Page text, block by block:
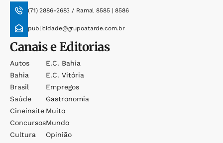
(71) 2886-2683 / Ramal 8585 | 8586
publicidade@grupoatarde.com.br
Canais e Editorias
Autos
Bahia
Brasil
Saúde
Cineinsite
Concursos
Cultura
E.c. Bahia
E.c. Vitória
Empregos
Gastronomia
Muito
Mundo
Opinião